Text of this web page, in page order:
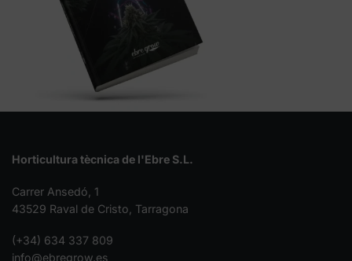
Horticultura tècnica de l'Ebre S.L.
Carrer Ansedó, 1
43529 Raval de Cristo, Tarragona
(+34) 634 337 809
info@ebregrow.es